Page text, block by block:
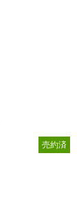
売約済